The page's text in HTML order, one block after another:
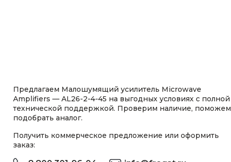
Предлагаем Малошумящий усилитель Microwave
Amplifiers — AL26-2-4-45 на выгодных условиях с полной
технической поддержкой. Проверим наличие, поможем
подобрать аналог.
Получить коммерческое предложение или оформить
заказ: